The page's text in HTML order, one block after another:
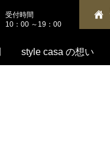
受付時間
10：00 ～19：00
style casa の想い